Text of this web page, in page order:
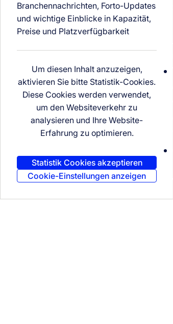
Branchennachrichten, Forto-Updates
und wichtige Einblicke in Kapazität,
Preise und Platzverfügbarkeit
Um diesen Inhalt anzuzeigen,
aktivieren Sie bitte Statistik-Cookies.
Diese Cookies werden verwendet,
um den Websiteverkehr zu
analysieren und Ihre Website-
Erfahrung zu optimieren.
Statistik Cookies akzeptieren
Cookie-Einstellungen anzeigen